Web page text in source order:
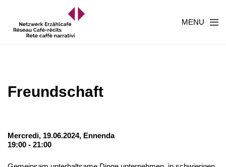
MENU
Freundschaft
Mercredi, 19.06.2024, Ennenda
19:00 - 21:00